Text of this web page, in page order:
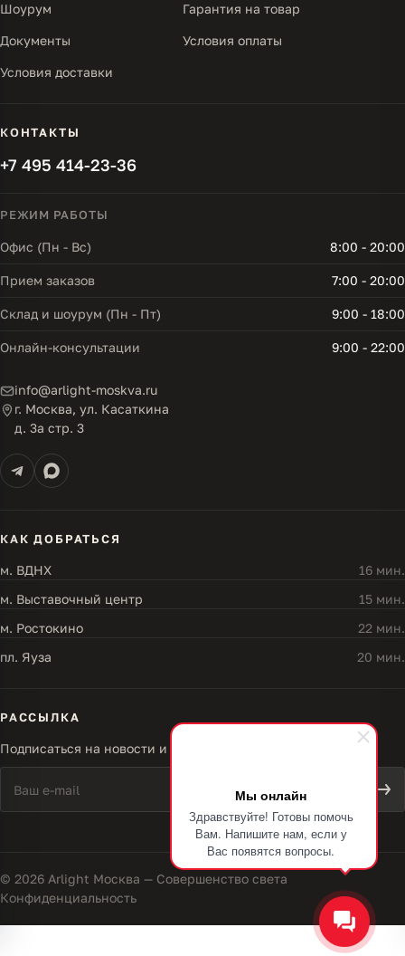
Мы онлайн
Здравствуйте! Готовы помочь
Вам. Напишите нам, если у
Вас появятся вопросы.
Шоурум Гарантия на товар
Документы Условия оплаты
Условия доставки
КОНТАКТЫ
+7 495 414-23-36
РЕЖИМ РАБОТЫ
Офис (Пн - Вс) 8:00 - 20:00
Прием заказов 7:00 - 20:00
Склад и шоурум (Пн - Пт) 9:00 - 18:00
Онлайн-консультации 9:00 - 22:00
info@arlight-moskva.ru
г. Москва, ул. Касаткина
д. 3а стр. 3
КАК ДОБРАТЬСЯ
м. ВДНХ
16 мин.
м. Выставочный центр
15 мин.
м. Ростокино
22 мин.
пл. Яуза
20 мин.
РАССЫЛКА
Подписаться на новости и акции
© 2026 Arlight Москва — Совершенство света
Конфиденциальность